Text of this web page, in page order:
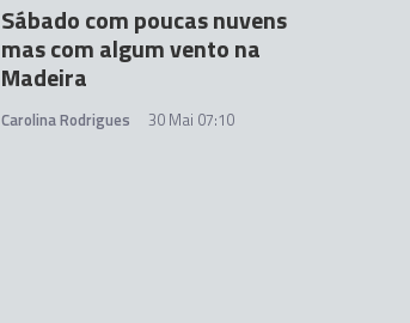
Sábado com poucas nuvens
mas com algum vento na
Madeira
Carolina Rodrigues 30 Mai 07:10